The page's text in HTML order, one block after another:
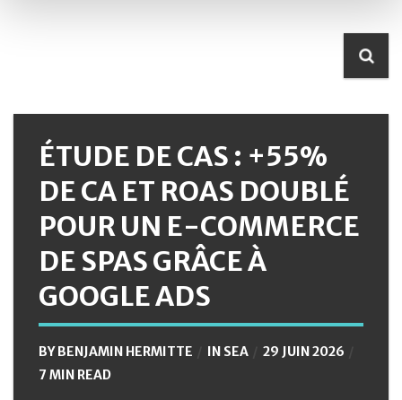
ÉTUDE DE CAS : +55%
DE CA ET ROAS DOUBLÉ
POUR UN E-COMMERCE
DE SPAS GRÂCE À
GOOGLE ADS
BYBENJAMIN HERMITTE IN SEA
29 JUIN 2026
7 MIN READ